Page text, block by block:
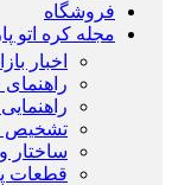
فروشگاه
مجله کره اتو
اخبار
تشخیص
ساختار
قطعات